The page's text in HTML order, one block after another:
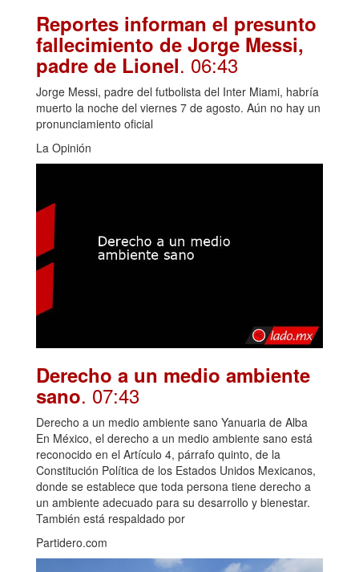
Reportes informan el presunto
fallecimiento de Jorge Messi,
padre de Lionel. 06:43
Jorge Messi, padre del futbolista del Inter Miami, habría
muerto la noche del viernes 7 de agosto. Aún no hay un
pronunciamiento oficial
La Opinión
Derecho a un medio ambiente
sano. 07:43
Derecho a un medio ambiente sano Yanuaria de Alba
En México, el derecho a un medio ambiente sano está
reconocido en el Artículo 4, párrafo quinto, de la
Constitución Política de los Estados Unidos Mexicanos,
donde se establece que toda persona tiene derecho a
un ambiente adecuado para su desarrollo y bienestar.
También está respaldado por
Partidero.com